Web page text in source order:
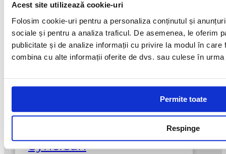
Acest site utilizează cookie-uri
Folosim cookie-uri pentru a personaliza conținutul și
sociale și pentru a analiza traficul. De asemenea, le oferim
publicitate și de analize informații cu privire la modul în
combina cu alte informații oferite de dvs. sau culese în
Permite toate
Respinge
Sait Abrasivi
Sorma Diamond &
Cutting Tools
Synclean
165,00lei – 337,00leiInterval
de
165,00 lei
până
la
337,00 lei
Optiuni
Acest
produs
mai
variatii.